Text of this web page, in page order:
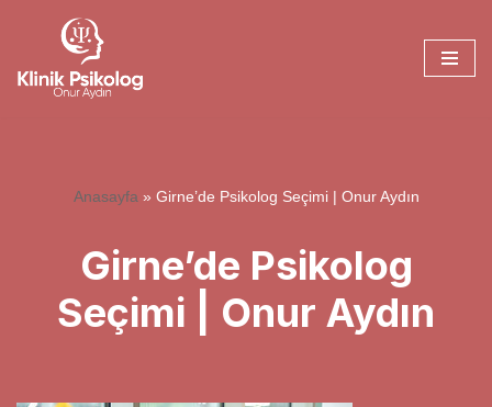
geç
Anasayfa » Girne’de Psikolog Seçimi | Onur Aydın
Girne’de Psikolog
Seçimi | Onur Aydın